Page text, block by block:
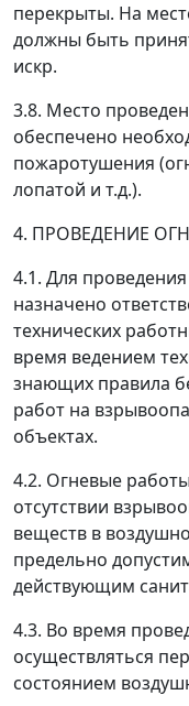
перекрыты. На
должны быть
искр.
3.8. Место
обеспечено
пожаротушения
лопатой и т.д.).
4. ПРОВЕДЕНИЕ
4.1. Для
назначено
технических
время ведением
знающих правила
работ на
объектах.
4.2. Огневые
отсутствии
веществ в
предельно
действующим
4.3. Во время
осуществляться
состоянием